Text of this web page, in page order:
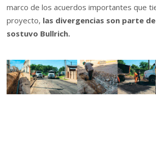
marco de los acuerdos importantes que
proyecto, las divergencias son parte
sostuvo Bullrich.